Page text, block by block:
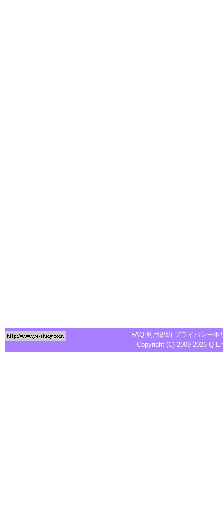
FAQ 利用規約 プライバシーポ
Copyright (C) 2009-2026 Q-